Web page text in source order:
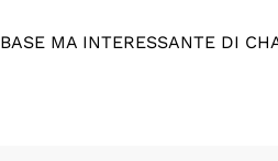
MA INTERESSANTE DI